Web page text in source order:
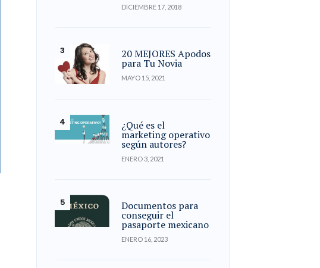
DICIEMBRE 17, 2018
20 MEJORES Apodos
para Tu Novia
MAYO 15, 2021
¿Qué es el
marketing operativo
según autores?
ENERO 3, 2021
Documentos para
conseguir el
pasaporte mexicano
ENERO 16, 2023